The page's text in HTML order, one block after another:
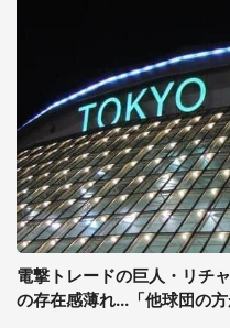
電撃トレードの巨人・リチ
の存在感薄れ...「他球団の